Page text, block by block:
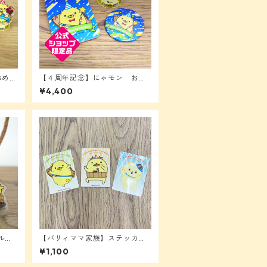
で
【４周年記念】にゃモン おめ
でとうセット
¥4,400
【バリィママ家族】ステッカー
（小）セット2025
¥1,100